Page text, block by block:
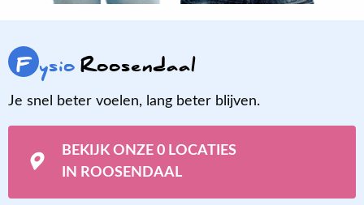
F ysioRoosendaal
Je snel beter voelen, lang beter blijven.
BEKIJK ONZE 0 LOCATIES
IN ROOSENDAAL